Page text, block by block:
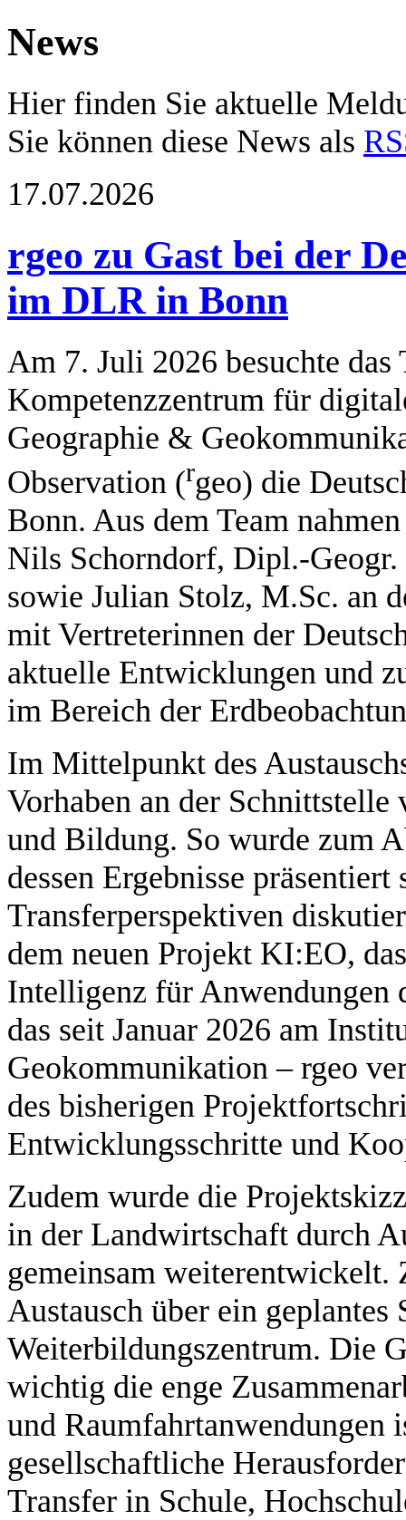
News
Hier finden Sie aktuelle
Sie können diese News als
17.07.2026
rgeo zu Gast bei der
im DLR in Bonn
Am 7. Juli 2026 besuchte
Kompetenzzentrum für
Geographie &
Observation (rgeo) die
Bonn. Aus dem Team
Nils Schorndorf, Dipl.-
sowie Julian Stolz, M.Sc. an
mit Vertreterinnen der
aktuelle Entwicklungen und
im Bereich der
Im Mittelpunkt des
Vorhaben an der
und Bildung. So wurde zum
dessen Ergebnisse
Transferperspektiven
dem neuen Projekt KI:EO,
Intelligenz für Anwendungen
das seit Januar 2026 am
Geokommunikation – rgeo
des bisherigen
Entwicklungsschritte und
Zudem wurde die
in der Landwirtschaft durch
gemeinsam weiterentwickelt.
Austausch über ein geplantes
Weiterbildungszentrum. Die
wichtig die enge
und Raumfahrtanwendungen
gesellschaftliche
Transfer in Schule,